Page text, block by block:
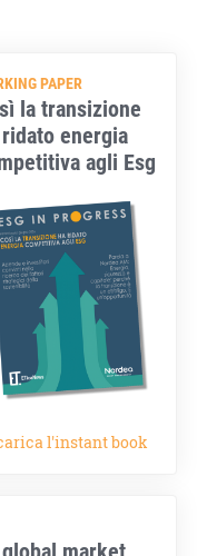
PAPER
la transizione
energia
agli Esg
l'instant book
market